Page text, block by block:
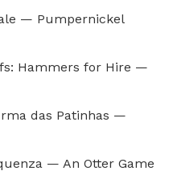
— Pumpernickel
Hammers for Hire —
das Patinhas —
— An Otter Game